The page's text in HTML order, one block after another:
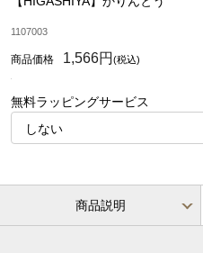
1107003
1,566円 (税込)
無料ラッピングサービス
商品説明